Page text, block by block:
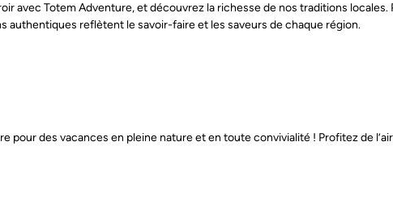
avec Totem Adventure, et découvrez la richesse de nos traditions
authentiques reflètent le savoir-faire et les saveurs de chaque région.
pour des vacances en pleine nature et en toute convivialité ! Profitez de